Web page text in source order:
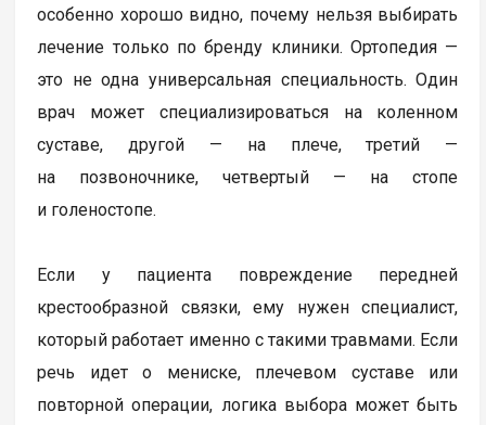
особенно хорошо видно, почему нельзя выбирать
лечение только по бренду клиники. Ортопедия —
это не одна универсальная специальность. Один
врач может специализироваться на коленном
суставе, другой — на плече, третий —
на позвоночнике, четвертый — на стопе
и голеностопе.
Если у пациента повреждение передней
крестообразной связки, ему нужен специалист,
который работает именно с такими травмами. Если
речь идет о мениске, плечевом суставе или
повторной операции, логика выбора может быть